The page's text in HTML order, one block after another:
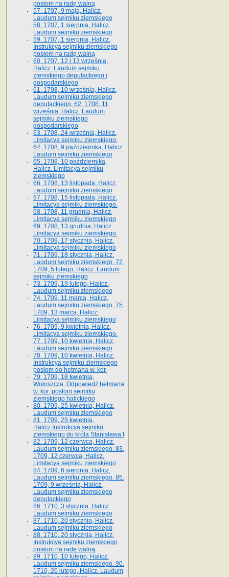
posłom na radę walną
57. 1707, 9 maja, Halicz.
Laudum sejmiku ziemskiego
58. 1707, 1 sierpnia, Halicz.
Laudum sejmiku ziemskiego
59. 1707, 1 sierpnia, Halicz.
Instrukcya sejmiku ziemskiego
posłom na radę walną
60. 1707, 12 i 13 września,
Halicz. Laudum sejmiku
ziemskiego deputackiego i
gospodarskiego
61. 1708, 10 września, Halicz.
Laudum sejmiku ziemskiego
deputackiego. 62. 1708, 11
września, Halicz. Laudum
sejmiku ziemskiego
gospodarskiego
63. 1708, 24 września, Halicz.
Limitacya sejmiku ziemskiego.
64. 1708, 9 października, Halicz.
Laudum sejmiku ziemskiego
65­. 1708, 10 października,
Halicz. Limitacya sejmiku
ziemskiego
66. 1708, 13 listopada, Halicz.
Laudum sejmiku ziemskiego
67. 1708, 15 listopada, Halicz.
Limitacya sejmiku ziemskiego.
68. 1708, 11 grudnia, Halicz.
Limitacya sejmiku ziemskiego
69. 1708, 13 grudnia, Halicz.
Limitacya sejmiku ziemskiego.
70. 1709, 17 stycznia, Halicz.
Limitacya sejmiku ziemskiego
71. 1709, 18 stycznia, Halicz.
Laudum sejmiku ziemskiego. 72.
1709, 5 lutego, Halicz. Laudum
sejmiku ziemskiego
73. 1709, 19 lutego, Halicz.
Laudum sejmiku ziemskiego
74. 1709, 11 marca, Halicz.
Laudum sejmiku ziemskiego. 75.
1709, 13 marca, Halicz.
Limitacya sejmiku ziemskiego
76. 1709, 9 kwietnia, Halicz.
Limitacya sejmiku ziemskiego.
77. 1709, 10 kwietnia, Halicz.
Laudum sejmiku ziemskiego
78. 1709, 10 kwietnia, Halicz.
Instrukcya sejmiku ziemskiego
posłom do hetmana w. kor.
79. 1709, 18 kwietnia,
Wołoszcza. Odpowiedź hetmana
w. kor. posłom sejmiku
ziemskiego halickiego
80. 1709, 25 kwietnia, Halicz.
Laudum sejmiku ziemskiego
81. 1709, 25 kwietnia,
Halicz.Instrukcya sejmiku
ziemskiego do króla Stanisława I
82. 1709, 12 czerwca, Halicz.
Laudum sejmiku ziemskiego. 83.
1709, 12 czerwca, Halicz.
Limitacya sejmiku ziemskiego
84. 1709, 6 sierpnia, Halicz.
Laudum sejmiku ziemskiego. 85.
1709, 9 września, Halicz.
Laudum sejmiku ziemskiego
deputackiego
86. 1710, 3 stycznia, Halicz.
Laudum sejmiku ziemskiego
87. 1710, 20 stycznia, Halicz.
Laudum sejmiku ziemskiego
88. 1710, 20 stycznia, Halicz.
Instrukcya sejmiku ziemskiego
posłom na radę walną
89. 1710, 10 lutego, Halicz.
Laudum sejmiku ziemskiego. 90.
1710, 20 lutego, Halicz. Laudum